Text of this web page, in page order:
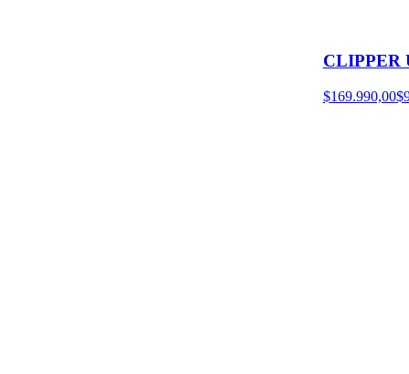
CLIPPER
$169.990,00